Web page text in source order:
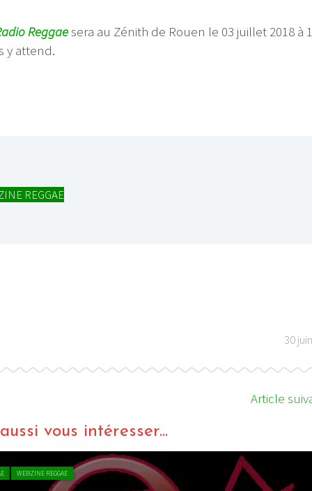
Reggaesera au Zénith de Rouen le 03 juillet 2018 à
y attend.
REGGAE
30
Article
vous intéresser...
WEBZINE REGGAE